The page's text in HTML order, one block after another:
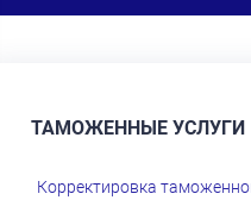
ТАМОЖЕННЫЕ УСЛУГИ
Корректировка